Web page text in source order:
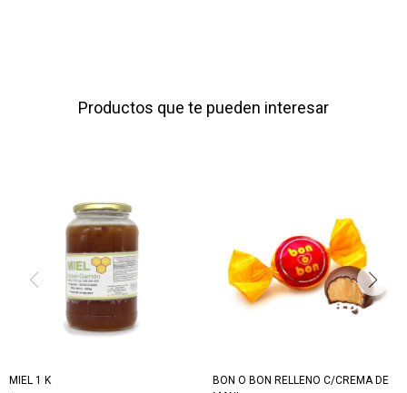
Productos que te pueden interesar
MIEL 1 K
BON O BON RELLENO C/CREMA DE